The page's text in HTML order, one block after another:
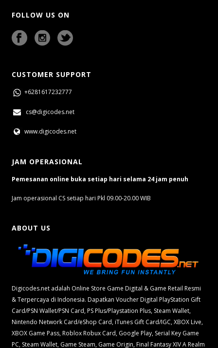
FOLLOW US ON
CUSTOMER SUPPORT
+6281617232777
cs@digicodes.net
www.digicodes.net
JAM OPERASIONAL
Pemesanan online buka setiap hari selama 24 jam penuh
Jam operasional CS setiap hari Pkl 09.00-20.00 WIB
ABOUT US
Digicodes.net adalah Online Store Game Digital & Game Retail Resmi
& Terpercaya di Indonesia. Dapatkan Voucher Digital PlayStation Gift
Card/PSN Wallet/PSN Card, PS Plus/Playstation Plus, Steam Wallet,
Nintendo Network Card/eShop Card, iTunes Gift Card/IGC, XBOX Live,
XBOX Game Pass, Roblox Robux Card, Google Play, Serial Key Game
PC, Steam Wallet, Game Steam, Game Origin, Final Fantasy XIV A Realm